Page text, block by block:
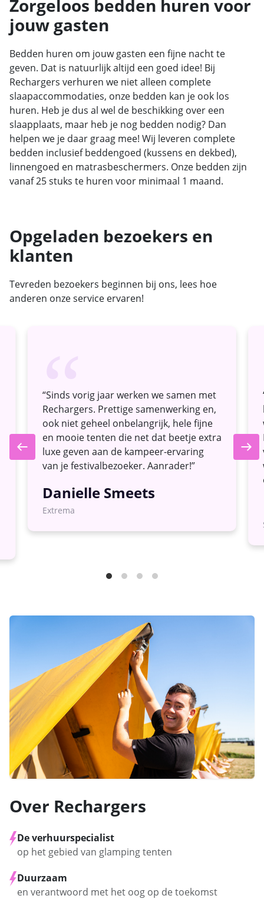
Zorgeloos bedden huren voor
jouw gasten
Bedden huren om jouw gasten een fijne nacht te
geven. Dat is natuurlijk altijd een goed idee! Bij
Rechargers verhuren we niet alleen complete
slaapaccommodaties, onze bedden kan je ook los
huren. Heb je dus al wel de beschikking over een
slaapplaats, maar heb je nog bedden nodig? Dan
helpen we je daar graag mee! Wij leveren complete
bedden inclusief beddengoed (kussens en dekbed),
linnengoed en matrasbeschermers. Onze bedden zijn
vanaf 25 stuks te huren voor minimaal 1 maand.
Opgeladen bezoekers en
klanten
Tevreden bezoekers beginnen bij ons, lees hoe
anderen onze service ervaren!
“
“Sinds vorig jaar werken we samen met
Rechargers. Prettige samenwerking en,
ook niet geheel onbelangrijk, hele fijne
en mooie tenten die net dat beetje extra
luxe geven aan de kampeer-ervaring
van je festivalbezoeker. Aanrader!”
Danielle Smeets
Extrema
Over Rechargers
De verhuurspecialist
op het gebied van glamping tenten
Duurzaam
en verantwoord met het oog op de toekomst